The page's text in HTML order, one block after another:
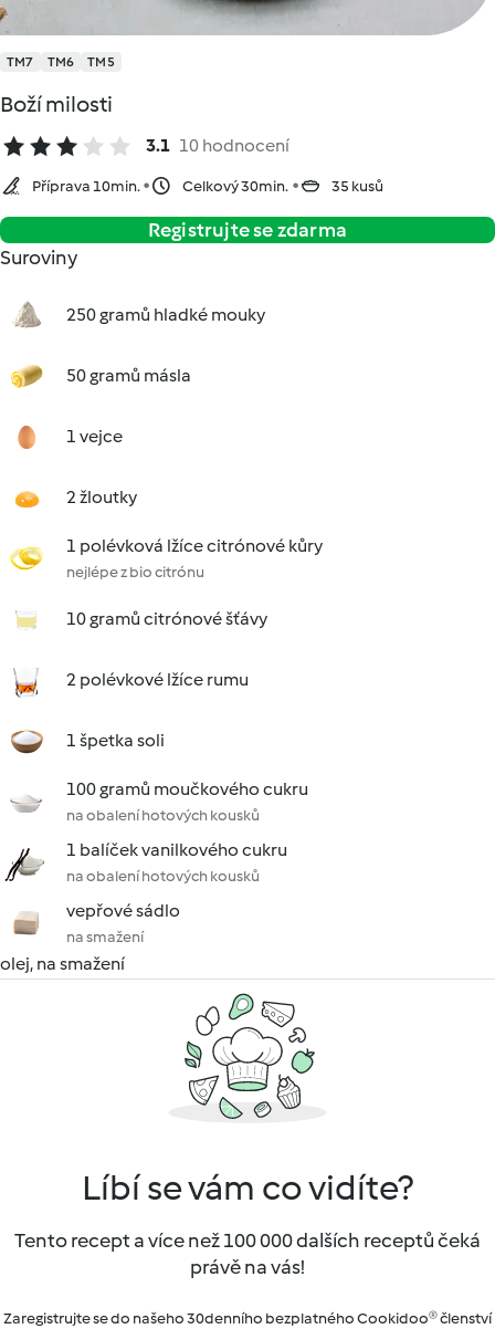
TM7 TM6 TM5
Boží milosti
3.1 10 hodnocení
Příprava 10min. Celkový 30min. 35 kusů
Registrujte se zdarma
Suroviny
250 gramů hladké mouky
50 gramů másla
1 vejce
2 žloutky
1 polévková lžíce citrónové kůry
nejlépe z bio citrónu
10 gramů citrónové šťávy
2 polévkové lžíce rumu
1 špetka soli
100 gramů moučkového cukru
na obalení hotových kousků
1 balíček vanilkového cukru
na obalení hotových kousků
vepřové sádlo
na smažení
olej, na smažení
Líbí se vám co vidíte?
Tento recept a více než 100 000 dalších receptů čeká
právě na vás!
Zaregistrujte se do našeho 30denního bezplatného Cookidoo® členství